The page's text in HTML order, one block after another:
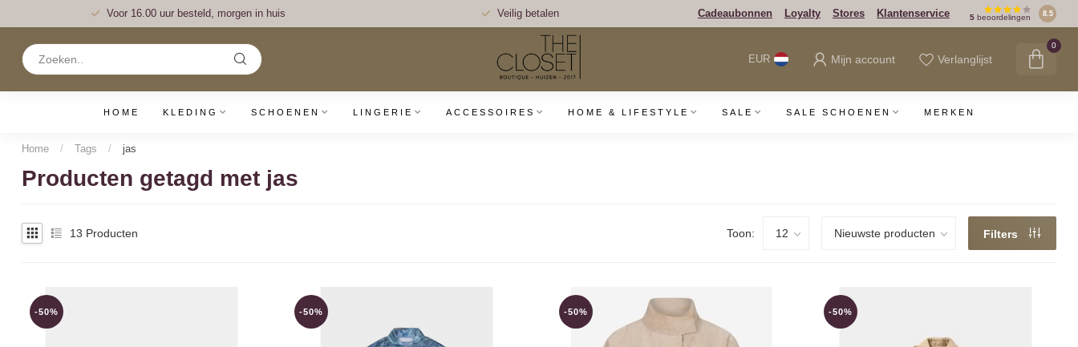
Voor 16.00 uur besteld, morgen in huis Veilig betalen Cadeaubonnen Loyalty Stores Klantenservice 5 beoordelingen 8.5
EUR Mijn account Verlanglijst
0
HOME KLEDING SCHOENEN LINGERIE ACCESSOIRES HOME & LIFESTYLE SALE SALE SCHOENEN MERKEN
Home / Tags / jas
Producten getagd met jas
13 Producten Toon: Filters
-50% -50% -50% -50%